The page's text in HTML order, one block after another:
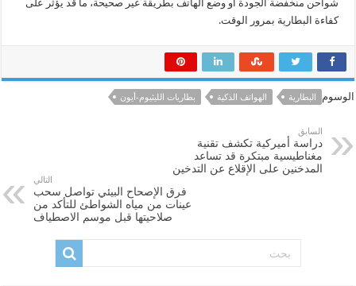
شواحن منخفضة الجودة أو وضع الهاتف بطريقة غير صحيحة، ما قد يؤثر على
كفاءة البطارية بمرور الوقت.
الوسوم البطارية الهواتف الذكية بطاريات الليثيوم-أيون
السابق
دراسة أميركية تكشف تقنية
مغناطيسية مبتكرة قد تساعد
المدخنين على الإقلاع عن التدخين
التالي
فرق الإصحاح البيئي تواصل سحب
عينات من مياه الشواطئ للتأكد من
صلاحيتها قبل موسم الاصطياف